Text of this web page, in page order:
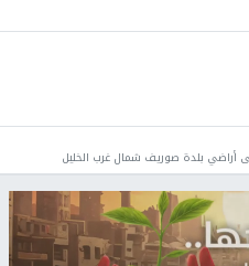
أراضي بلدة صوريف شمال غرب الخليل